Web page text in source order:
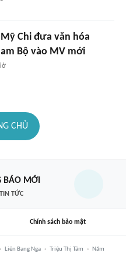
Chi đưa văn hóa
Bộ vào MV mới
CHỦ
BÁO MỚI
TỨC
Chính sách bảo mật
Liên Bang Nga Triệu Thị Tâm Năm